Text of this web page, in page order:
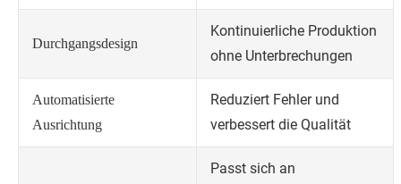
Durchgangsdesign
Kontinuierliche Produktion
ohne Unterbrechungen
Automatisierte
Ausrichtung
Reduziert Fehler und
verbessert die Qualität
Passt sich an